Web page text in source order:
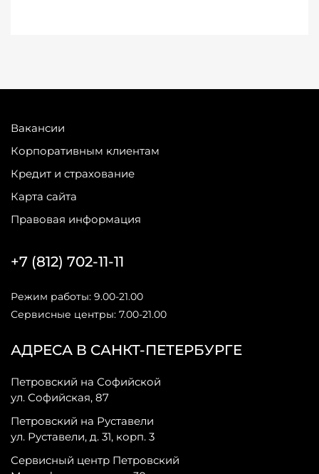
Вакансии
Корпоративным клиентам
Кредит и страхование
Карта сайта
Правовая информация
АДРЕСА В САНКТ-ПЕТЕРБУРГЕ
Петровский на Софийской
ул. Софийская, 87
Петровский на Руставели
ул. Руставели, д. 31, корп. 3
Сервисный центр Петровский
+7 (812) 702-11-11
Режим работы: 9.00-21.00
Сервисные центры: 7.00-21.00